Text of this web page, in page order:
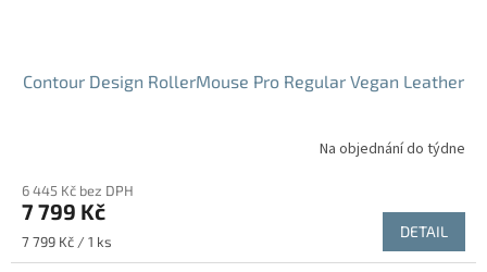
Contour Design RollerMouse Pro Regular Vegan Leather
Na objednání do týdne
6 445 Kč bez DPH
7 799 Kč
Měrná
cena:
7 799 Kč / 1 ks
DETAIL